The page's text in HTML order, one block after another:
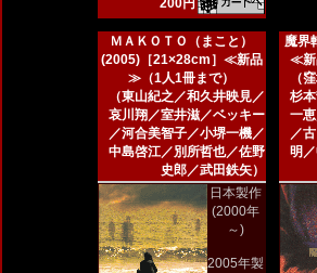
200円
ＭＡＫＯＴＯ（まこと）
(2005)［21×28cm］≪新品
≫（1人1冊まで）
（東山紀之／和久井映見／
哀川翔／室井滋／ベッキー
／河合美智子／小堺一機／
中島啓江／別所哲也／佐野
史郎／武田鉄矢）
日本製作
(2000年
～)
2005年製
魔界
≪新
（
杉
一
／
明